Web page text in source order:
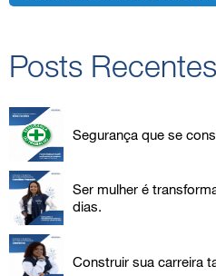
Posts Recentes
Segurança que se
Ser mulher é
dias.
Construir sua carreira